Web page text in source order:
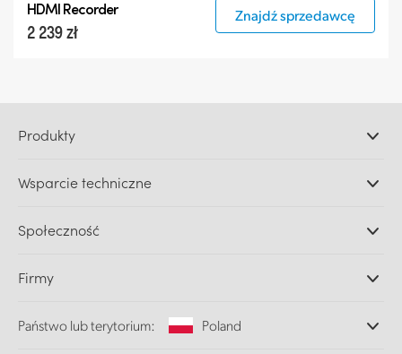
HDMI Recorder
2 239 zł
Znajdź sprzedawcę
Produkty
DaVinci Resolve i oprogramowanie Fusion
Ultimatte
Przechwytywanie i odtwarzanie
Konwersja standardów
Wsparcie techniczne
Centrum wsparcia technicznego
Społeczność
Firmy
O nas
Państwo lub terytorium: Poland